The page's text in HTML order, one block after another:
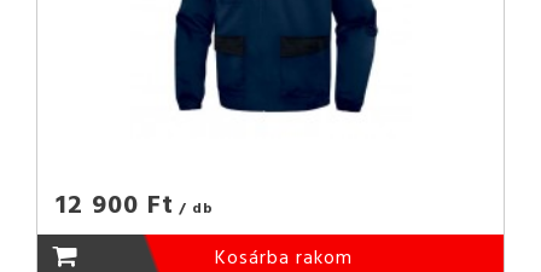
12 900 Ft / db
Kosárba rakom